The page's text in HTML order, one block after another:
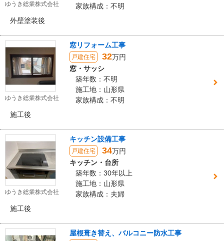
ゆうき総業株式会社
家族構成：不明
外壁塗装後
ゆうき総業株式会社
窓リフォーム工事
戸建住宅 32万円
窓・サッシ
築年数：不明
施工地：山形県
家族構成：不明
施工後
ゆうき総業株式会社
キッチン設備工事
戸建住宅 34万円
キッチン・台所
築年数：30年以上
施工地：山形県
家族構成：夫婦
施工後
屋根葺き替え、バルコニー防水工事